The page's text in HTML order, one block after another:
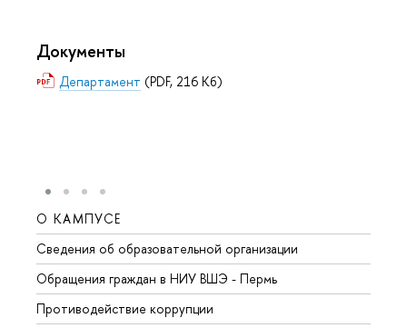
Документы
Департамент (PDF, 216 Кб)
О КАМПУСЕ
Сведения об образовательной организации
Обращения граждан в НИУ ВШЭ - Пермь
Противодействие коррупции